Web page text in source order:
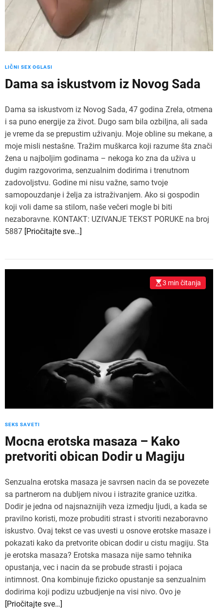
LIČNI SEX OGLASI
Dama sa iskustvom iz Novog Sada
Dama sa iskustvom iz Novog Sada, 47 godina Zrela, otmena
i sa puno energije za život. Dugo sam bila ozbiljna, ali sada
je vreme da se prepustim uživanju. Moje obline su mekane, a
moje misli nestašne. Tražim muškarca koji razume šta znači
žena u najboljim godinama – nekoga ko zna da uživa u
dugim razgovorima, senzualnim dodirima i trenutnom
zadovoljstvu. Godine mi nisu važne, samo tvoje
samopouzdanje i želja za istraživanjem. Ako si gospodin
koji voli dame sa stilom, naše večeri mogle bi biti
nezaboravne. KONTAKT: UZIVANJE TEKST PORUKE na broj
5887 [Priočitajte sve…]
3 min čitanja
SEKS SAVETI
Mocna erotska masaza – Kako
pretvoriti obican Dodir u Magiju
Senzualna erotska masaza je savrsen nacin da se povezete
sa partnerom na dubljem nivou i istrazite granice uzitka.
Dodir je jedna od najsnaznijih veza izmedju ljudi, a kada se
pravilno koristi, moze probuditi strast i stvoriti nezaboravno
iskustvo. Ovaj tekst ce vas uvesti u osnove erotske masaze i
pokazati kako da pretvorite obican dodir u cistu magiju. Sta
je erotska masaza? Erotska masaza nije samo tehnika
opustanja, vec i nacin da se probude strasti i pojaca
intimnost. Ona kombinuje fizicko opustanje sa senzualnim
dodirima koji podizu uzbudjenje na visi nivo. Ovo je
[Priočitajte sve…]